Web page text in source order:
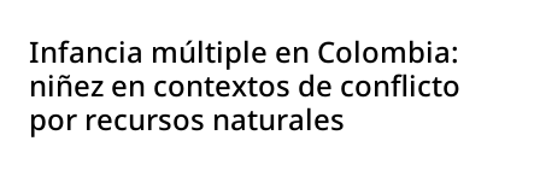
Infancia múltiple en Colombia:
niñez en contextos de conflicto
por recursos naturales